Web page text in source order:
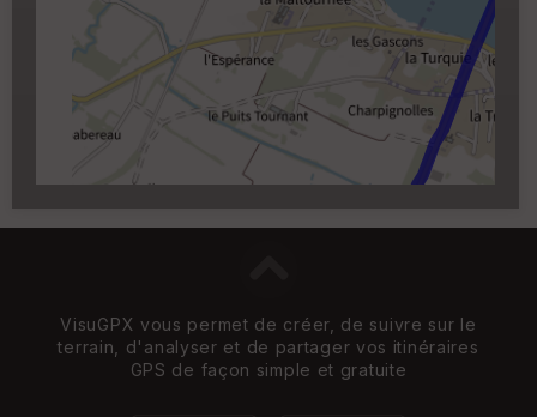
Carroyage UTM
(1km à partir du niveau de
zoom 14)
VisuGPX vous permet de créer, de suivre sur le
terrain, d'analyser et de partager vos itinéraires
GPS de façon simple et gratuite